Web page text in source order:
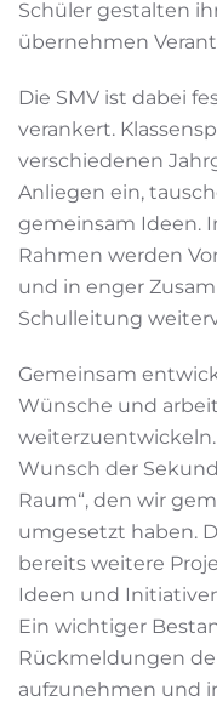
Schüler gestalten
übernehmen
Die SMV ist dabei
verankert.
verschiedenen
Anliegen ein,
gemeinsam Ideen.
Rahmen werden
und in enger
Schulleitung
Gemeinsam
Wünsche und
Wunsch der
Raum“, den wir
umgesetzt haben.
bereits weitere
Ideen und
Ein wichtiger
Rückmeldungen
aufzunehmen und